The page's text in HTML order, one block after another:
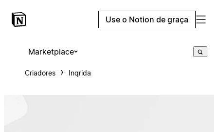
Use o Notion de graça
Marketplace
Criadores Inqrida